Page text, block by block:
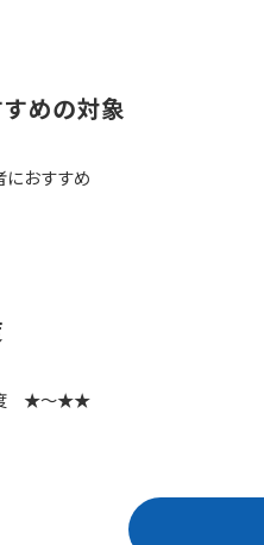
めの対象
におすすめ
★～★★